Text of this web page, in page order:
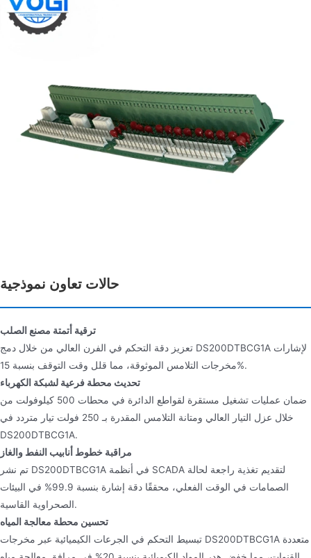
حالات تعاون نموذجية
ترقية أتمتة مصنع الصلب
تعزيز دقة التحكم في الفرن العالي من خلال دمج DS200DTBCG1A لإشارات
مخرجات التلامس الموثوقة، مما قلل وقت التوقف بنسبة 15%.
تحديث محطة فرعية لشبكة الكهرباء
ضمان عمليات تشغيل مستقرة لقواطع الدائرة في محطات 500 كيلوفولت من
خلال عزل التيار العالي ومتانة التلامس المقدرة بـ 250 فولت تيار متردد في
DS200DTBCG1A.
مراقبة خطوط أنابيب النفط والغاز
تم نشر DS200DTBCG1A في أنظمة SCADA لتقديم تغذية راجعة لحالة
الصمامات في الوقت الفعلي، محققًا دقة إشارة بنسبة 99.9% في البيئات
الصحراوية القاسية.
تحسين محطة معالجة المياه
تبسيط التحكم في الجرعات الكيميائية عبر مخرجات DS200DTBCG1A متعددة